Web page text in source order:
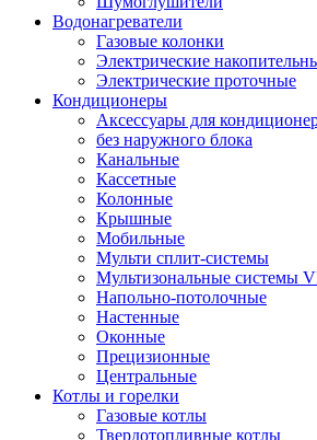
Водонагреватели
Газовые колонки
Электрические
Электрические проточные
Кондиционеры
Аксессуары для
без наружного блока
Канальные
Кассетные
Колонные
Крышные
Мобильные
Мульти сплит-системы
Мультизональные системы
Напольно-потолочные
Настенные
Оконные
Прецизионные
Центральные
Котлы и горелки
Газовые котлы
Твердотопливные котлы